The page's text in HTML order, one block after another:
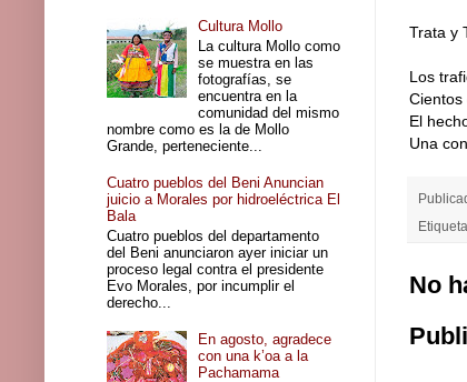
Trata y
Los
Cientos
El
Una
No
Cultura Mollo
La cultura Mollo como
se muestra en las
fotografías, se
encuentra en la
comunidad del mismo
nombre como es la de Mollo
Grande, perteneciente...
Cuatro pueblos del Beni Anuncian
juicio a Morales por hidroeléctrica El
Bala
Cuatro pueblos del departamento
del Beni anunciaron ayer iniciar un
proceso legal contra el presidente
Evo Morales, por incumplir el
derecho...
En agosto, agradece
con una k’oa a la
Pachamama